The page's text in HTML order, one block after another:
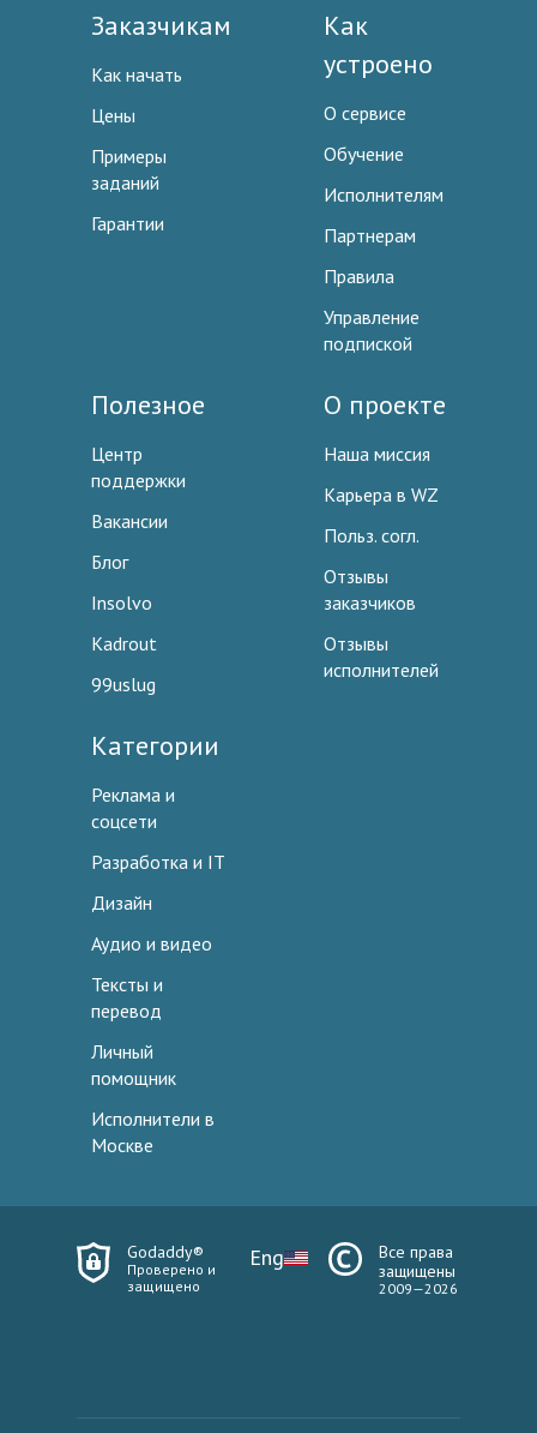
Заказчикам
Как начать
Цены
Примеры
заданий
Гарантии
Как
устроено
О сервисе
Обучение
Исполнителям
Партнерам
Правила
Управление
подпиской
Полезное
Центр
поддержки
Вакансии
Блог
Insolvo
Kadrout
99uslug
О проекте
Наша миссия
Карьера в WZ
Польз. согл.
Отзывы
заказчиков
Отзывы
исполнителей
Категории
Реклама и
соцсети
Разработка и IT
Дизайн
Аудио и видео
Тексты и
перевод
Личный
помощник
Исполнители в
Москве
Godaddy®
Проверено и
защищено
Eng
Все права
защищены
2009—2026